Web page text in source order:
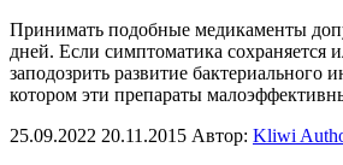
Принимать подобные медикаменты
дней. Если симптоматика сохраняется
заподозрить развитие бактериального
котором эти препараты
25.09.2022 20.11.2015 Автор: Kliwi